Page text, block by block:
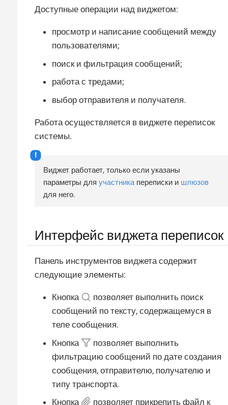
Доступные операции над виджетом:
просмотр и написание сообщений между
пользователями;
поиск и фильтрация сообщений;
работа с тредами;
выбор отправителя и получателя.
Работа осуществляется в виджете переписок
системы.
Виджет работает, только если указаны
параметры для участника переписки и шлюзов
для него.
Интерфейс виджета переписок
Панель инструментов виджета содержит
следующие элементы:
Кнопка
позволяет выполнить поиск
сообщений по тексту, содержащемуся в
теле сообщения.
Кнопка
позволяет выполнить
фильтрацию сообщений по дате создания
сообщения, отправителю, получателю и
типу транспорта.
Кнопка
позволяет прикрепить файл к